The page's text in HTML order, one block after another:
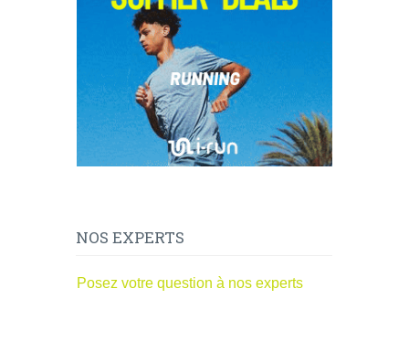
NOS EXPERTS
Posez votre question à nos experts